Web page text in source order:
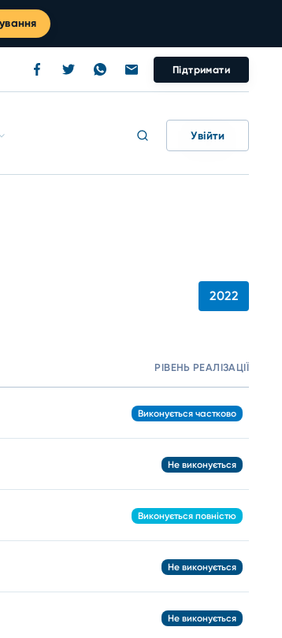
Підтримати
Увійти
2022
РІВЕНЬ РЕАЛІЗАЦІЇ
Виконується частково
Не виконується
Виконується повністю
Не виконується
Не виконується